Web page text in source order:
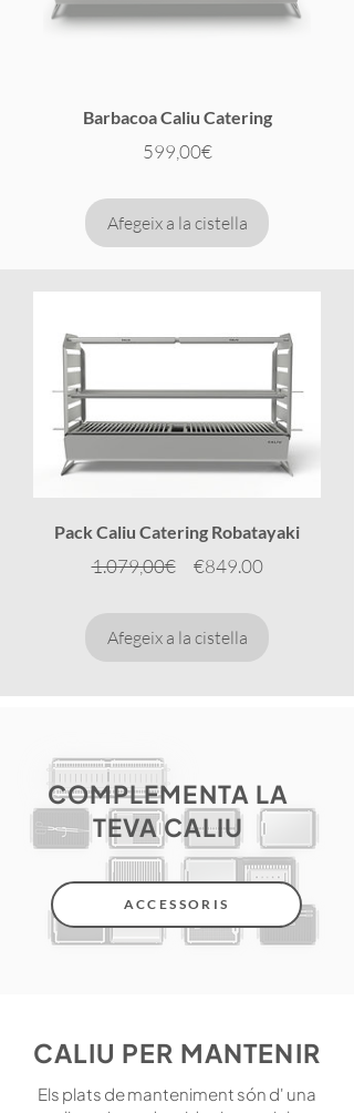
Barbacoa Caliu Catering
599,00€Preu
Afegeix a la cistella
Pack Caliu Catering Robatayaki
1.079,00€
Preu
€849.00Preu
Afegeix a la cistella
COMPLEMENTA LA
TEVA CALIU
ACCESSORIS
CALIU PER MANTENIR
Els plats de manteniment són d' una